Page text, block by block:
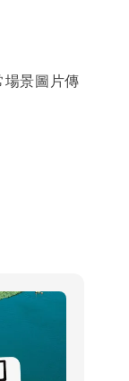
景圖片傳